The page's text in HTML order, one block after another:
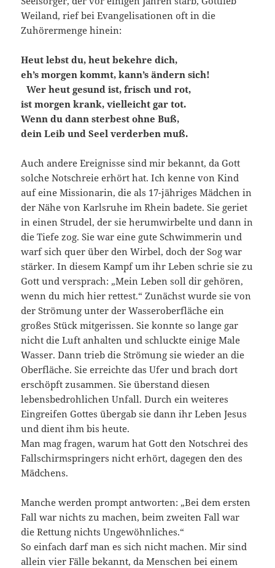
Weiland, rief bei Evangelisationen oft in die
Zuhörermenge hinein:
Heut lebst du, heut bekehre dich,
eh’s morgen kommt, kann’s ändern sich!
Wer heut gesund ist, frisch und rot,
ist morgen krank, vielleicht gar tot.
Wenn du dann sterbest ohne Buß,
dein Leib und Seel verderben muß.
Auch andere Ereignisse sind mir bekannt, da Gott
solche Notschreie erhört hat. Ich kenne von Kind
auf eine Missionarin, die als 17-jähriges Mädchen in
der Nähe von Karlsruhe im Rhein badete. Sie geriet
in einen Strudel, der sie herumwirbelte und dann in
die Tiefe zog. Sie war eine gute Schwimmerin und
warf sich quer über den Wirbel, doch der Sog war
stärker. In diesem Kampf um ihr Leben schrie sie zu
Gott und versprach: „Mein Leben soll dir gehören,
wenn du mich hier rettest.“ Zunächst wurde sie von
der Strömung unter der Wasseroberfläche ein
großes Stück mitgerissen. Sie konnte so lange gar
nicht die Luft anhalten und schluckte einige Male
Wasser. Dann trieb die Strömung sie wieder an die
Oberfläche. Sie erreichte das Ufer und brach dort
erschöpft zusammen. Sie überstand diesen
lebensbedrohlichen Unfall. Durch ein weiteres
Eingreifen Gottes übergab sie dann ihr Leben Jesus
und dient ihm bis heute.
Man mag fragen, warum hat Gott den Notschrei des
Fallschirmspringers nicht erhört, dagegen den des
Mädchens.
Manche werden prompt antworten: „Bei dem ersten
Fall war nichts zu machen, beim zweiten Fall war
die Rettung nichts Ungewöhnliches.“
So einfach darf man es sich nicht machen. Mir sind
allein vier Fälle bekannt, da Menschen bei einem